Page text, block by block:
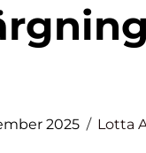
2025 Lotta